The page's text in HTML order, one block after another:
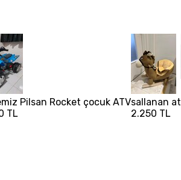
Pilsan Rocket çocuk ATV
TL
sallanan at
2.250 TL